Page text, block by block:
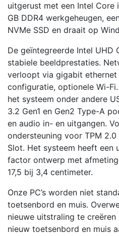
uitgerust met een Intel Core
GB DDR4 werkgeheugen,
NVMe SSD en draait op
De geïntegreerde Intel UHD
stabiele beeldprestaties.
verloopt via gigabit ethernet
configuratie, optionele Wi-
het systeem onder andere
3.2 Gen1 en Gen2 Type-A
en audio in- en uitgangen.
ondersteuning voor TPM
Slot. Het systeem heeft een
factor ontwerp met
17,5 bij 3,4 centimeter.
Onze PC’s worden niet
toetsenbord en muis.
nieuwe uitstraling te
nieuw toetsenbord en muis